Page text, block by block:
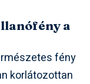
a
fény
korlátozottan